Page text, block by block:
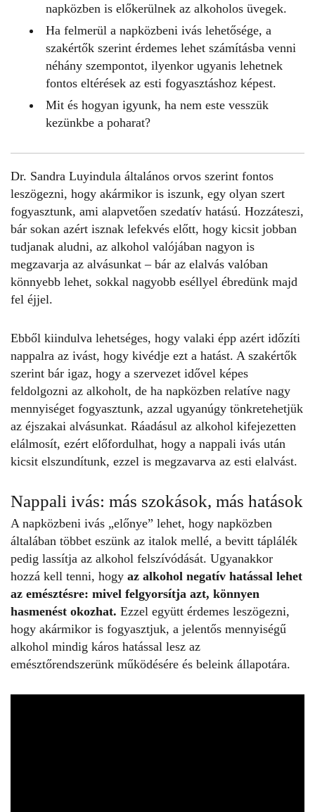
napközben is előkerülnek az alkoholos üvegek.
Ha felmerül a napközbeni ivás lehetősége, a
szakértők szerint érdemes lehet számításba venni
néhány szempontot, ilyenkor ugyanis lehetnek
fontos eltérések az esti fogyasztáshoz képest.
Mit és hogyan igyunk, ha nem este vesszük
kezünkbe a poharat?
Dr. Sandra Luyindula általános orvos szerint fontos
leszögezni, hogy akármikor is iszunk, egy olyan szert
fogyasztunk, ami alapvetően szedatív hatású. Hozzáteszi,
bár sokan azért isznak lefekvés előtt, hogy kicsit jobban
tudjanak aludni, az alkohol valójában nagyon is
megzavarja az alvásunkat – bár az elalvás valóban
könnyebb lehet, sokkal nagyobb eséllyel ébredünk majd
fel éjjel.
Ebből kiindulva lehetséges, hogy valaki épp azért időzíti
nappalra az ivást, hogy kivédje ezt a hatást. A szakértők
szerint bár igaz, hogy a szervezet idővel képes
feldolgozni az alkoholt, de ha napközben relatíve nagy
mennyiséget fogyasztunk, azzal ugyanúgy tönkretehetjük
az éjszakai alvásunkat. Ráadásul az alkohol kifejezetten
elálmosít, ezért előfordulhat, hogy a nappali ivás után
kicsit elszundítunk, ezzel is megzavarva az esti elalvást.
Nappali ivás: más szokások, más hatások
A napközbeni ivás „előnye” lehet, hogy napközben
általában többet eszünk az italok mellé, a bevitt táplálék
pedig lassítja az alkohol felszívódását. Ugyanakkor
hozzá kell tenni, hogy az alkohol negatív hatással lehet
az emésztésre: mivel felgyorsítja azt, könnyen
hasmenést okozhat. Ezzel együtt érdemes leszögezni,
hogy akármikor is fogyasztjuk, a jelentős mennyiségű
alkohol mindig káros hatással lesz az
emésztőrendszerünk működésére és beleink állapotára.